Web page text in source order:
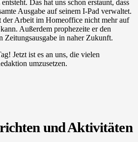
Das hat uns schon erstaunt, dass
Ausgabe auf seinem I-Pad verwaltet.
der Arbeit im Homeoffice nicht mehr auf
Außerdem prophezeite er den
Zeitungsausgabe in naher Zukunft.
Jetzt ist es an uns, die vielen
umzusetzen.
und Aktivitäten